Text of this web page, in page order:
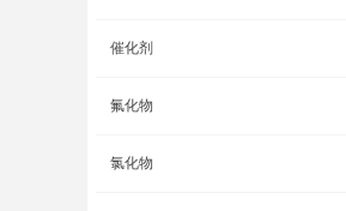
催化剂
氟化物
氯化物